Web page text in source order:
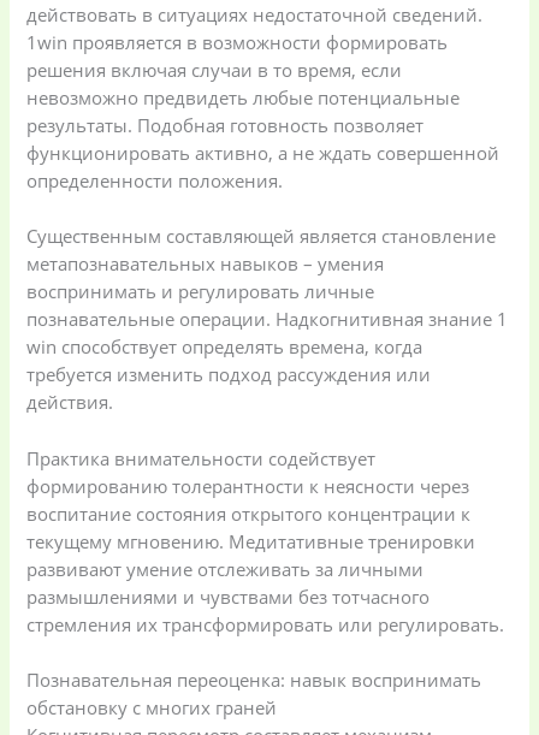
действовать в ситуациях недостаточной сведений.
1win проявляется в возможности формировать
решения включая случаи в то время, если
невозможно предвидеть любые потенциальные
результаты. Подобная готовность позволяет
функционировать активно, а не ждать совершенной
определенности положения.
Существенным составляющей является становление
метапознавательных навыков – умения
воспринимать и регулировать личные
познавательные операции. Надкогнитивная знание 1
win способствует определять времена, когда
требуется изменить подход рассуждения или
действия.
Практика внимательности содействует
формированию толерантности к неясности через
воспитание состояния открытого концентрации к
текущему мгновению. Медитативные тренировки
развивают умение отслеживать за личными
размышлениями и чувствами без тотчасного
стремления их трансформировать или регулировать.
Познавательная переоценка: навык воспринимать
обстановку с многих граней